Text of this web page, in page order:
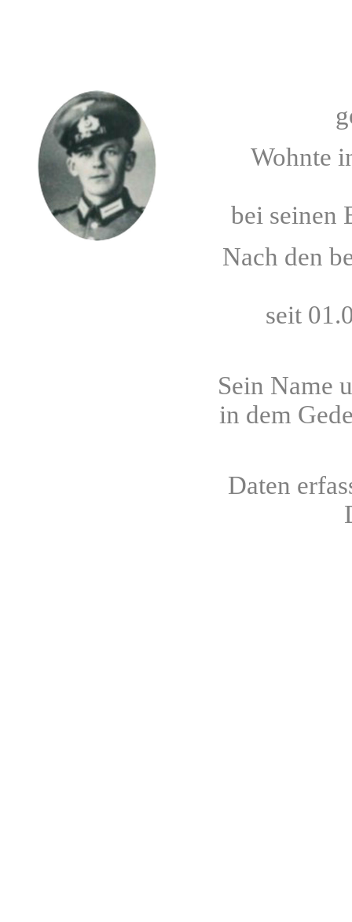
Wohnte
bei seinen
Nach den
seit
Sein Name
in dem
Daten